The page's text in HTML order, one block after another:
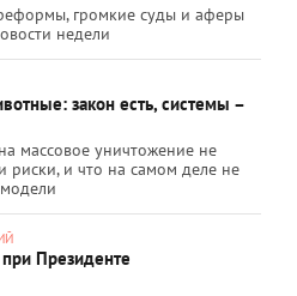
громкие суды и аферы
недели
закон есть, системы –
массовое уничтожение не
риски, и что на самом деле не
Президенте